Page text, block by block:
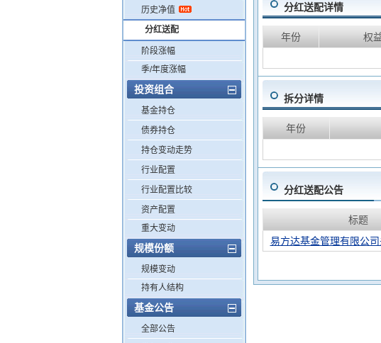
历史净值
分红送配
阶段涨幅
季/年度涨幅
投资组合
基金持仓
债券持仓
持仓变动走势
行业配置
行业配置比较
资产配置
重大变动
规模份额
规模变动
持有人结构
基金公告
全部公告
分红送配详情
年份 权
拆分详情
年份
分红送配公告
标题
易方达基金管理有限公